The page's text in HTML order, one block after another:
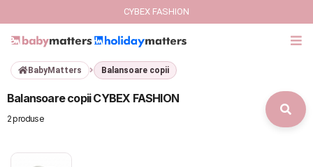
GIFT CARD
CYBEX FASHION
BabyMatters Balansoare copii
Balansoare copii CYBEX FASHION
2 produse